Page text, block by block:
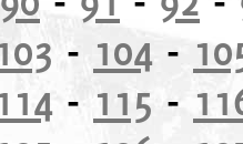
- 104 -
- 115 -